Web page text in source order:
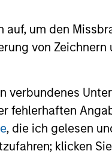
um den
von Zeichnern
verbundenes
fehlerhaften
, die ich gelesen
klicken